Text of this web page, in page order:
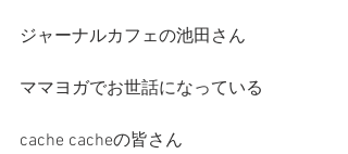
ジャーナルカフェの池田さん
ママヨガでお世話になっている
cache cacheの皆さん